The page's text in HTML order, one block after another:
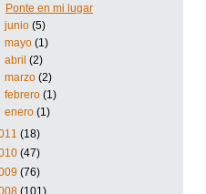
Ponte en mi lugar
junio(5)
mayo(1)
abril(2)
marzo(2)
febrero(1)
enero(1)
(18)
(47)
(76)
(101)